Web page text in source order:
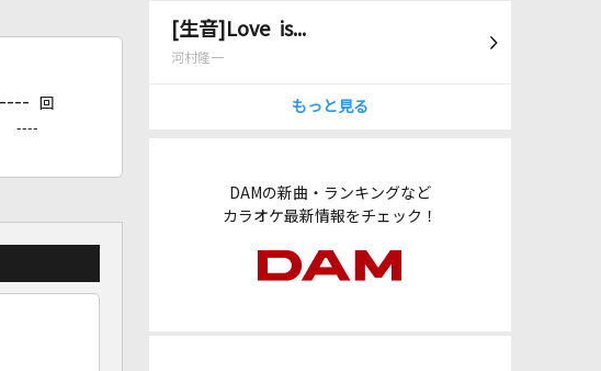
[生音]Love is...
河村隆一
もっと見る
DAMの新曲・ランキングなど
カラオケ最新情報をチェック！
---- 回
----